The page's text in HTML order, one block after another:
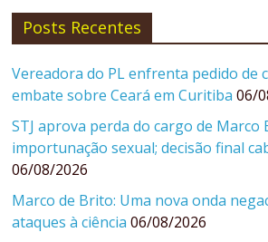
Posts Recentes
Vereadora do PL enfrenta pedido de
embate sobre Ceará em Curitiba 06/
STJ aprova perda do cargo de Marco
importunação sexual; decisão final
06/08/2026
Marco de Brito: Uma nova onda
ataques à ciência 06/08/2026